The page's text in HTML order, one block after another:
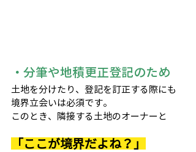
・分筆や地積更正登記のため
土地を分けたり、登記を訂正する際にも
境界立会いは必須です。
このとき、隣接する土地のオーナーと
「ここが境界だよね？」